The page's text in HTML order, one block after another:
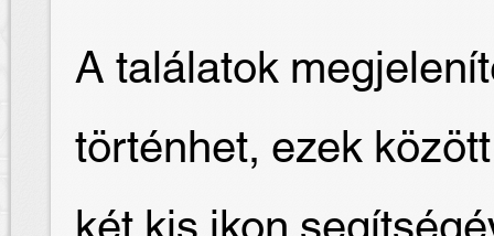
A találatok
történhet, ezek